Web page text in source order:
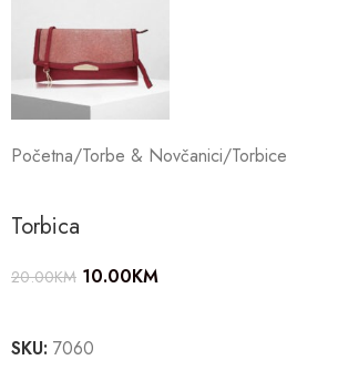
Početna/Torbe & Novčanici/Torbice
Torbica
20.00KM 10.00KM
SKU: 7060